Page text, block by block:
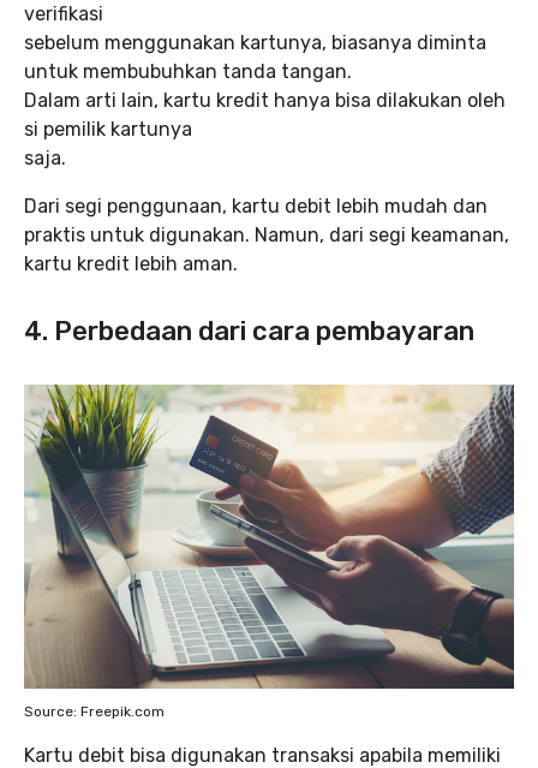
verifikasi
sebelum menggunakan kartunya, biasanya diminta
untuk membubuhkan tanda tangan.
Dalam arti lain, kartu kredit hanya bisa dilakukan oleh
si pemilik kartunya
saja.
Dari segi penggunaan, kartu debit lebih mudah dan
praktis untuk digunakan. Namun, dari segi keamanan,
kartu kredit lebih aman.
4. Perbedaan dari cara pembayaran
Source: Freepik.com
Kartu debit bisa digunakan transaksi apabila memiliki